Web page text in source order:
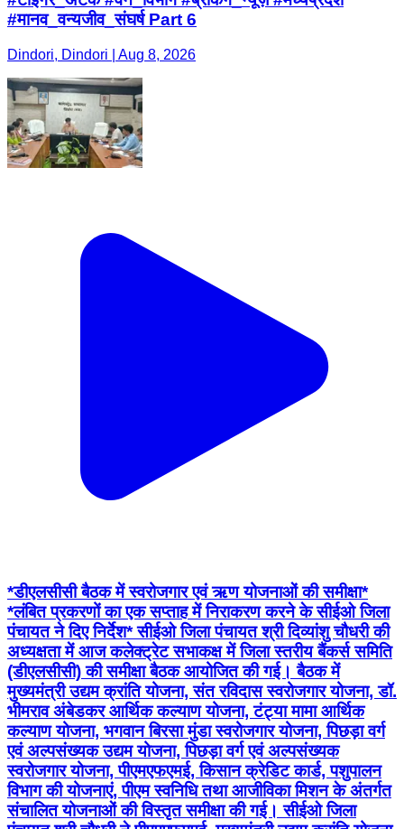
#मानव_वन्यजीव_संघर्ष Part 6
Dindori, Dindori | Aug 8, 2026
*डीएलसीसी बैठक में स्वरोजगार एवं ऋण योजनाओं की समीक्षा*
*लंबित प्रकरणों का एक सप्ताह में निराकरण करने के सीईओ जिला
पंचायत ने दिए निर्देश* सीईओ जिला पंचायत श्री दिव्यांशु चौधरी की
अध्यक्षता में आज कलेक्ट्रेट सभाकक्ष में जिला स्तरीय बैंकर्स समिति
(डीएलसीसी) की समीक्षा बैठक आयोजित की गई। बैठक में
मुख्यमंत्री उद्यम क्रांति योजना, संत रविदास स्वरोजगार योजना, डॉ.
भीमराव अंबेडकर आर्थिक कल्याण योजना, टंट्या मामा आर्थिक
कल्याण योजना, भगवान बिरसा मुंडा स्वरोजगार योजना, पिछड़ा वर्ग
एवं अल्पसंख्यक उद्यम योजना, पिछड़ा वर्ग एवं अल्पसंख्यक
स्वरोजगार योजना, पीएमएफएमई, किसान क्रेडिट कार्ड, पशुपालन
विभाग की योजनाएं, पीएम स्वनिधि तथा आजीविका मिशन के अंतर्गत
संचालित योजनाओं की विस्तृत समीक्षा की गई। सीईओ जिला